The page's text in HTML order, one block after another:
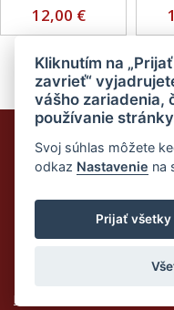
12,00 €
Chcem
Odoslaním súhlasím so
Mapa stránok
Kliknutím na
zavrieť“
vášho zariadenia,
používanie
Svoj súhlas môžete
odkaz Nastavenie na
Prijať všetky